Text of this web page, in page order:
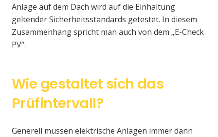
Anlage auf dem Dach wird auf die Einhaltung
geltender Sicherheitsstandards getestet. In diesem
Zusammenhang spricht man auch von dem „E-Check
PV“.
Wie gestaltet sich das
Prüfintervall?
Generell müssen elektrische Anlagen immer dann